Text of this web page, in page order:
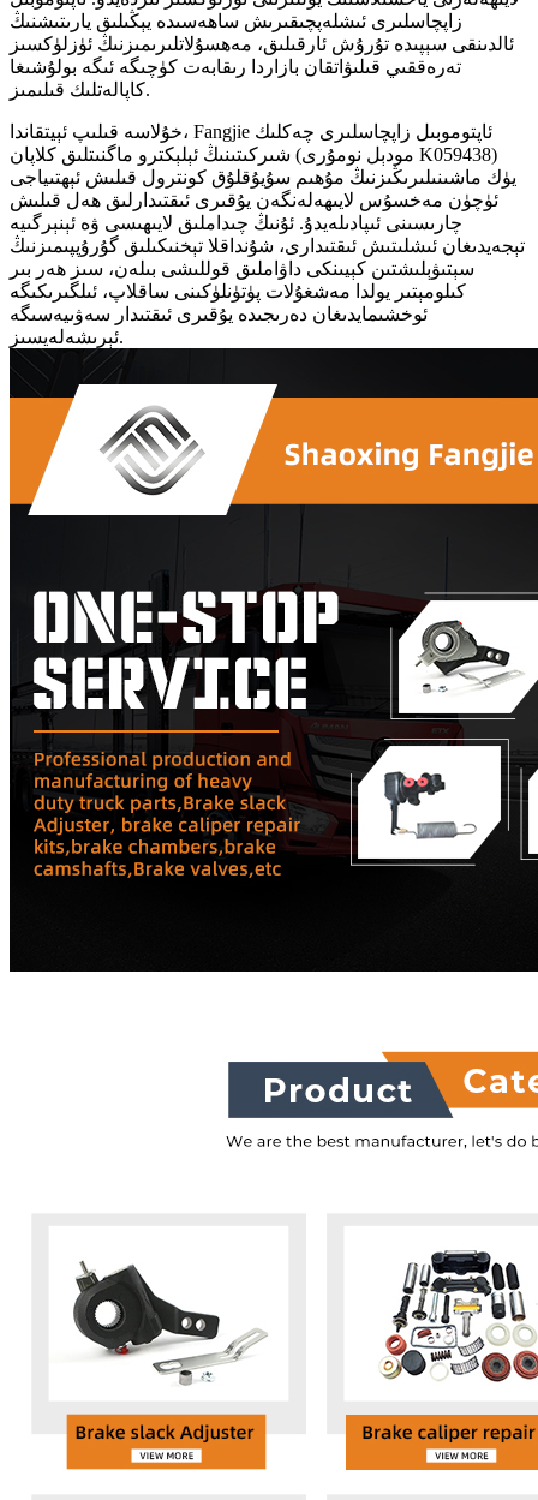
زاپچاسلىرى ئىشلەپچىقىرىش ساھەسىدە يېڭىلىق يارىتىشنىڭ
ئالدىنقى سېپىدە تۇرۇش ئارقىلىق، مەھسۇلاتلىرىمىزنىڭ ئۈزلۈكسىز
تەرەققىي قىلىۋاتقان بازاردا رىقابەت كۈچىگە ئىگە بولۇشىغا
كاپالەتلىك قىلىمىز.
خۇلاسە قىلىپ ئېيتقاندا، Fangjie ئاپتوموبىل زاپچاسلىرى چەكلىك
شىركىتىنىڭ ئېلېكترو ماگنىتلىق كلاپان (مودېل نومۇرى K059438)
يۈك ماشىنىلىرىڭىزنىڭ مۇھىم سۇيۇقلۇق كونترول قىلىش ئېھتىياجى
ئۈچۈن مەخسۇس لايىھەلەنگەن يۇقىرى ئىقتىدارلىق ھەل قىلىش
چارىسىنى ئىپادىلەيدۇ. ئۇنىڭ چىداملىق لايىھىسى ۋە ئېنېرگىيە
تېجەيدىغان ئىشلىتىش ئىقتىدارى، شۇنداقلا تېخنىكىلىق گۇرۇپپىمىزنىڭ
سېتىۋېلىشتىن كېيىنكى داۋاملىق قوللىشى بىلەن، سىز ھەر بىر
كىلومېتىر يولدا مەشغۇلات پۈتۈنلۈكىنى ساقلاپ، ئىلگىرىكىگە
ئوخشىمايدىغان دەرىجىدە يۇقىرى ئىقتىدار سەۋىيەسىگە
ئېرىشەلەيسىز.